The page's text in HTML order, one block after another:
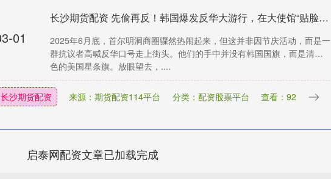
01
长沙期货配资 先偷再反！韩国爆发反华大游行，在大使馆“贴脸嘲讽”、撕毁国旗
2025年6月底，首尔明洞商圈骤然热闹起来，但这并非因节庆活动，而是一
群抗议者高喊反华口号走上街头。他们的手中并没有韩国国旗，而是清一
色的美国星条旗。放眼望去，....
长沙期货配资 来源：期货配资114平台 分类：配资股票平台 查看：92
启泰网配资文章已加载完成